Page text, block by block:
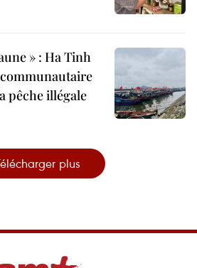
» : Ha Tinh
pêche illégale
plus